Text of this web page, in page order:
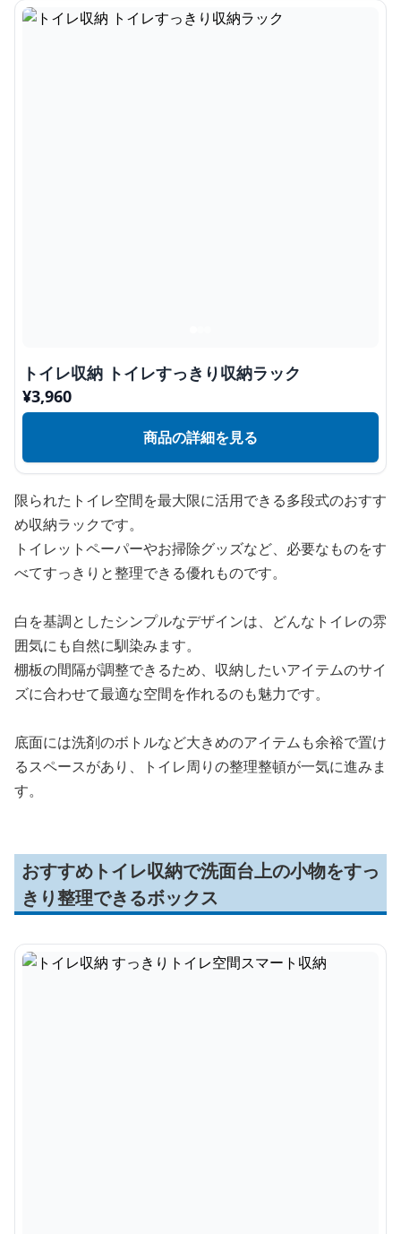
トイレ収納 トイレすっきり収納ラック
¥3,960
商品の詳細を見る
限られたトイレ空間を最大限に活用できる多段式のおすす
め収納ラックです。
トイレットペーパーやお掃除グッズなど、必要なものをす
べてすっきりと整理できる優れものです。
白を基調としたシンプルなデザインは、どんなトイレの雰
囲気にも自然に馴染みます。
棚板の間隔が調整できるため、収納したいアイテムのサイ
ズに合わせて最適な空間を作れるのも魅力です。
底面には洗剤のボトルなど大きめのアイテムも余裕で置け
るスペースがあり、トイレ周りの整理整頓が一気に進みま
す。
おすすめトイレ収納で洗面台上の小物をすっ
きり整理できるボックス